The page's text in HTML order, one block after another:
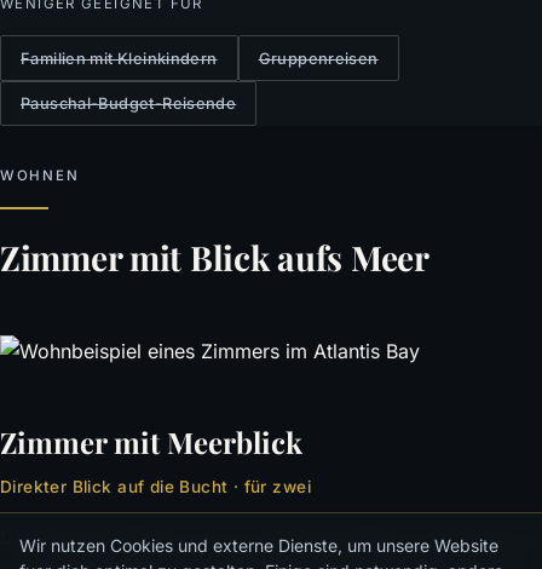
WENIGER GEEIGNET FÜR
Familien mit Kleinkindern Gruppenreisen
Pauschal-Budget-Reisende
WOHNEN
Zimmer mit Blick aufs Meer
Zimmer mit Meerblick
Direkter Blick auf die Bucht · für zwei
Die Zimmer öffnen sich zum Ionischen Meer und holen das
Wir nutzen Cookies und externe Dienste, um unsere Website